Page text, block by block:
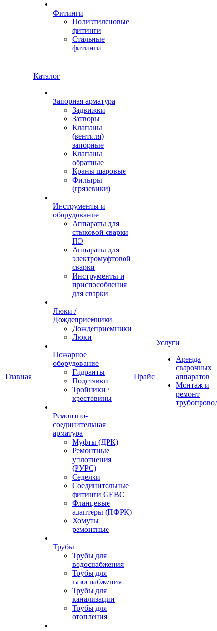
Фитинги
Полиэтиленовые
фитинги
Стальные
фитинги
Главная
Каталог
Запорная арматура
Задвижки
Затворы
Клапаны
(вентиля)
запорные
Клапаны
обратные
Краны шаровые
Фильтры
(грязевики)
Инструменты и
оборудование
Аппараты для
стыковой сварки
ПЭ
Аппараты для
электромуфтовой
сварки
Инструменты и
приспособления
для сварки
Люки /
Дождеприемники
Дождеприемники
Люки
Пожарное
оборудование
Гидранты
Подставки
Тройники /
крестовины
Ремонтно-
соединительная
арматура
Муфты (ДРК)
Ремонтные
уплотнения
(РУРС)
Седелки
Соединительные
фитинги GEBO
Фланцевые
адаптеры (ПФРК)
Хомуты
ремонтные
Трубы
Трубы для
водоснабжения
Трубы для
газоснабжения
Трубы для
канализации
Трубы для
отопления
Прайс
Услуги
Аренда
сварочных
аппаратов
Монтаж и
ремонт